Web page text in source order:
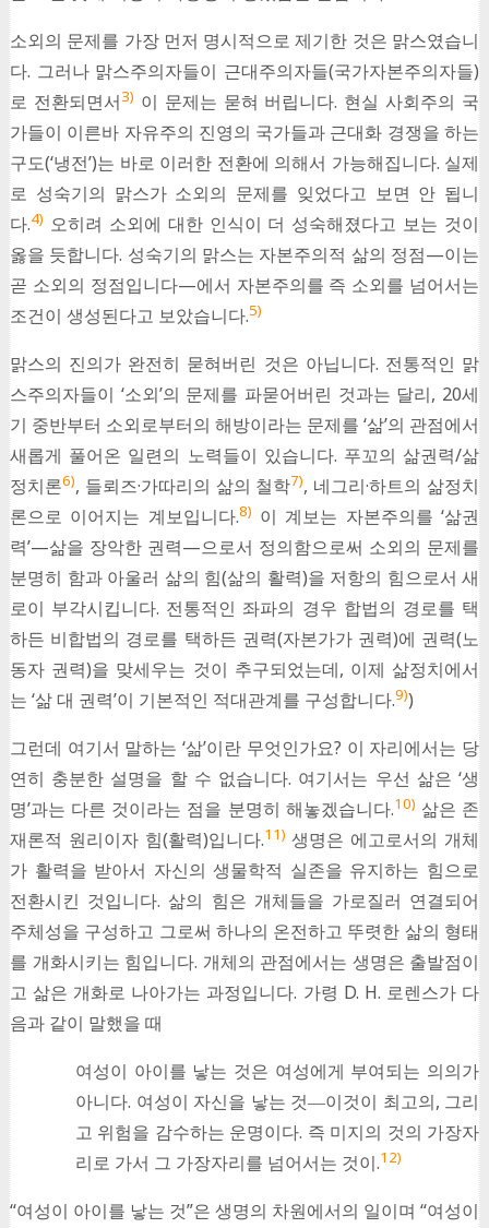
소외의 문제를 가장 먼저 명시적으로 제기한 것은 맑스였습니
다. 그러나 맑스주의자들이 근대주의자들(국가자본주의자들)
로 전환되면서3) 이 문제는 묻혀 버립니다. 현실 사회주의 국
가들이 이른바 자유주의 진영의 국가들과 근대화 경쟁을 하는
구도(‘냉전’)는 바로 이러한 전환에 의해서 가능해집니다. 실제
로 성숙기의 맑스가 소외의 문제를 잊었다고 보면 안 됩니
다.4) 오히려 소외에 대한 인식이 더 성숙해졌다고 보는 것이
옳을 듯합니다. 성숙기의 맑스는 자본주의적 삶의 정점—이는
곧 소외의 정점입니다—에서 자본주의를 즉 소외를 넘어서는
조건이 생성된다고 보았습니다.5)
맑스의 진의가 완전히 묻혀버린 것은 아닙니다. 전통적인 맑
스주의자들이 ‘소외’의 문제를 파묻어버린 것과는 달리, 20세
기 중반부터 소외로부터의 해방이라는 문제를 ‘삶’의 관점에서
새롭게 풀어온 일련의 노력들이 있습니다. 푸꼬의 삶권력/삶
정치론6), 들뢰즈·가따리의 삶의 철학7), 네그리·하트의 삶정치
론으로 이어지는 계보입니다.8) 이 계보는 자본주의를 ‘삶권
력’—삶을 장악한 권력—으로서 정의함으로써 소외의 문제를
분명히 함과 아울러 삶의 힘(삶의 활력)을 저항의 힘으로서 새
로이 부각시킵니다. 전통적인 좌파의 경우 합법의 경로를 택
하든 비합법의 경로를 택하든 권력(자본가가 권력)에 권력(노
동자 권력)을 맞세우는 것이 추구되었는데, 이제 삶정치에서
는 ‘삶 대 권력’이 기본적인 적대관계를 구성합니다.9))
그런데 여기서 말하는 ‘삶’이란 무엇인가요? 이 자리에서는 당
연히 충분한 설명을 할 수 없습니다. 여기서는 우선 삶은 ‘생
명’과는 다른 것이라는 점을 분명히 해놓겠습니다.10) 삶은 존
재론적 원리이자 힘(활력)입니다.11) 생명은 에고로서의 개체
가 활력을 받아서 자신의 생물학적 실존을 유지하는 힘으로
전환시킨 것입니다. 삶의 힘은 개체들을 가로질러 연결되어
주체성을 구성하고 그로써 하나의 온전하고 뚜렷한 삶의 형태
를 개화시키는 힘입니다. 개체의 관점에서는 생명은 출발점이
고 삶은 개화로 나아가는 과정입니다. 가령 D. H. 로렌스가 다
음과 같이 말했을 때
여성이 아이를 낳는 것은 여성에게 부여되는 의의가
아니다. 여성이 자신을 낳는 것―이것이 최고의, 그리
고 위험을 감수하는 운명이다. 즉 미지의 것의 가장자
리로 가서 그 가장자리를 넘어서는 것이.12)
“여성이 아이를 낳는 것”은 생명의 차원에서의 일이며 “여성이